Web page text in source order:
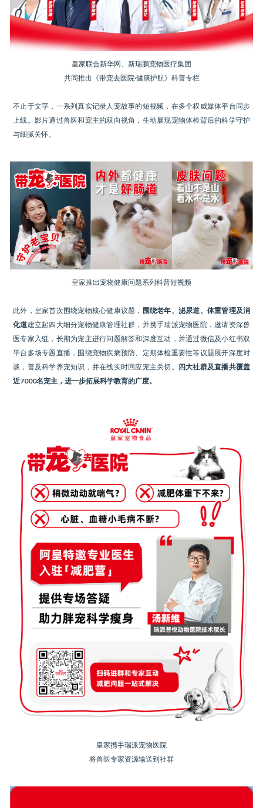
皇家联合新华网、新瑞鹏宠物医疗集团
共同推出《带宠去医院·健康护航》科普专栏
不止于文字，一系列真实记录人宠故事的短视频，在多个权威媒体平台同步
上线。影片通过兽医和宠主的双向视角，生动展现宠物体检背后的科学守护
与细腻关怀。
皇家推出宠物健康问题系列科普短视频
此外，皇家首次围绕宠物核心健康议题， 围绕老年、泌尿道、体重管理及消
化道建立起四大细分宠物健康管理社群，并携手瑞派宠物医院，邀请资深兽
医专家入驻，长期为宠主进行问题解答和深度互动，并通过微信及小红书双
平台多场专题直播，围绕宠物疾病预防、定期体检重要性等议题展开深度对
谈，普及科学养宠知识，并在线实时回应宠主关切。 四大社群及直播共覆盖
近7000名宠主，进一步拓展科学教育的广度。
皇家携手瑞派宠物医院
将兽医专家资源输送到社群